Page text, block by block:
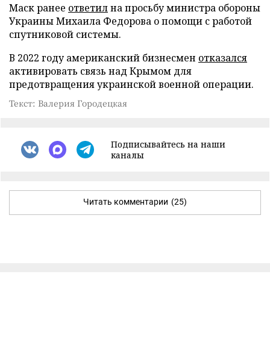
Маск ранее ответилна просьбу министра обороны
Украины Михаила Федорова о помощи с работой
спутниковой системы.
В 2022 году американский бизнесмен отказался
активировать связь над Крымом для
предотвращения украинской военной операции.
Текст: Валерия Городецкая
Подписывайтесь на наши
каналы
Читать комментарии (25)